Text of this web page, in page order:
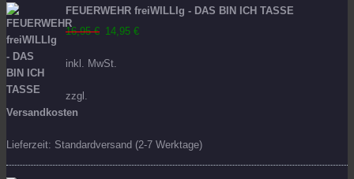
FEUERWEHR freiWILLIg - DAS BIN ICH TASSE
16,95€ Ursprünglicher
war:
14,95 €
inkl. MwSt.
zzgl.
Versandkosten
Lieferzeit: Standardversand (2-7 Werktage)